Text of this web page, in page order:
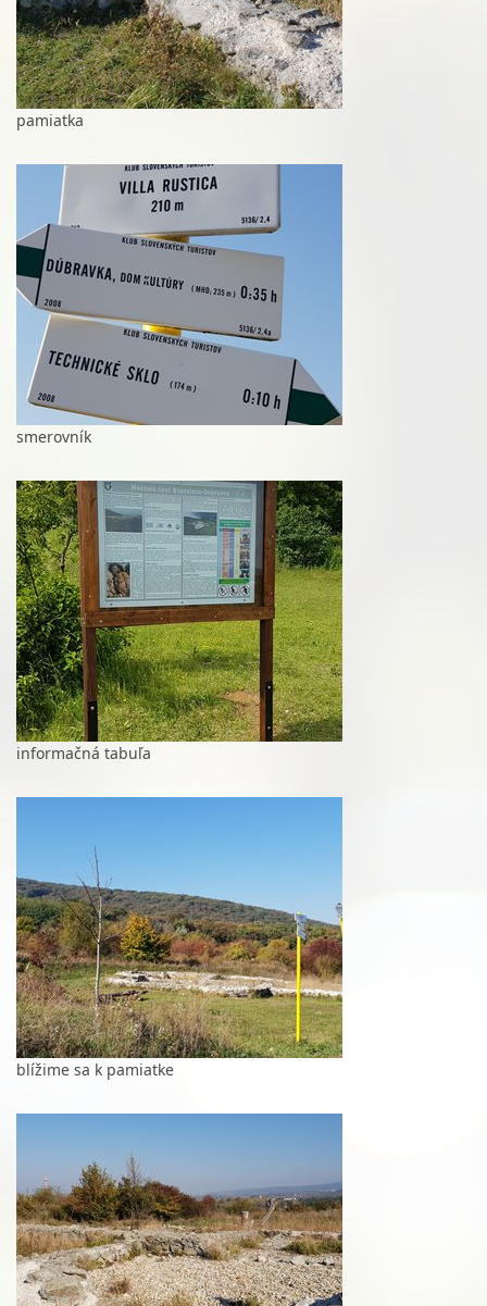
pamiatka
smerovník
informačná tabuľa
blížime sa k pamiatke